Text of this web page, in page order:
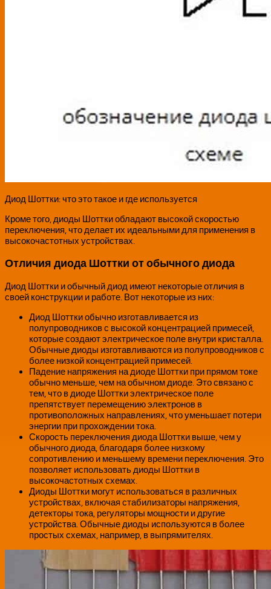
Диод Шоттки: что это такое и где используется
Кроме того, диоды Шоттки обладают высокой скоростью
переключения, что делает их идеальными для применения в
высокочастотных устройствах.
Отличия диода Шоттки от обычного диода
Диод Шоттки и обычный диод имеют некоторые отличия в
своей конструкции и работе. Вот некоторые из них:
Диод Шоттки обычно изготавливается из
полупроводников с высокой концентрацией примесей,
которые создают электрическое поле внутри кристалла.
Обычные диоды изготавливаются из полупроводников с
более низкой концентрацией примесей.
Падение напряжения на диоде Шоттки при прямом токе
обычно меньше, чем на обычном диоде. Это связано с
тем, что в диоде Шоттки электрическое поле
препятствует перемещению электронов в
противоположных направлениях, что уменьшает потери
энергии при прохождении тока.
Скорость переключения диода Шоттки выше, чем у
обычного диода, благодаря более низкому
сопротивлению и меньшему времени переключения. Это
позволяет использовать диоды Шоттки в
высокочастотных схемах.
Диоды Шоттки могут использоваться в различных
устройствах, включая стабилизаторы напряжения,
детекторы тока, регуляторы мощности и другие
устройства. Обычные диоды используются в более
простых схемах, например, в выпрямителях.